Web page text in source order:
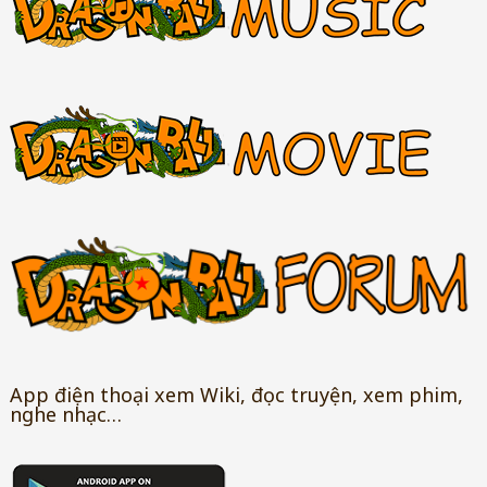
App điện thoại xem Wiki, đọc truyện, xem phim,
nghe nhạc…